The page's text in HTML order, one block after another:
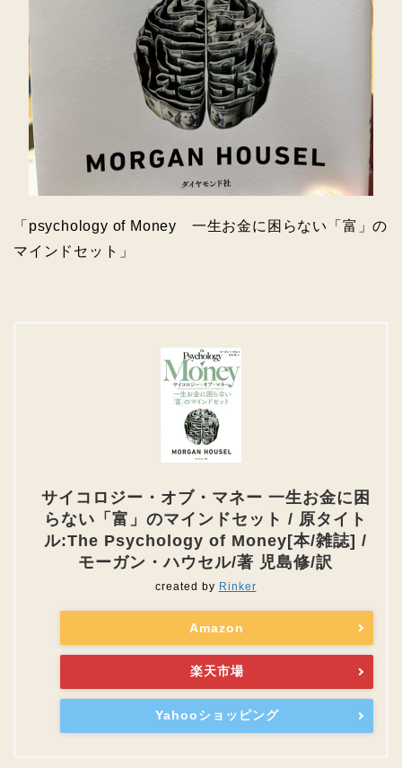
「psychology of Money 一生お金に困らない「富」の
マインドセット」
サイコロジー・オブ・マネー 一生お金に困
らない「富」のマインドセット / 原タイト
ル:The Psychology of Money[本/雑誌] /
モーガン・ハウセル/著 児島修/訳
created by Rinker
Amazon
楽天市場
Yahooショッピング